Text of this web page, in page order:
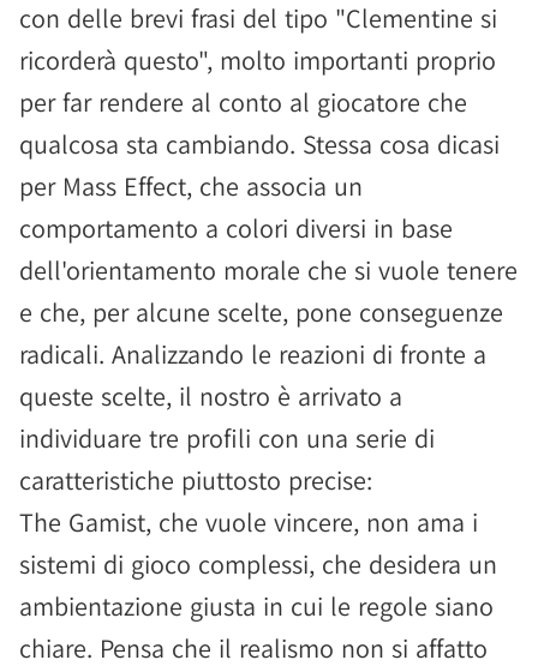
con delle brevi frasi del tipo "Clementine si
ricorderà questo", molto importanti proprio
per far rendere al conto al giocatore che
qualcosa sta cambiando. Stessa cosa dicasi
per Mass Effect, che associa un
comportamento a colori diversi in base
dell'orientamento morale che si vuole tenere
e che, per alcune scelte, pone conseguenze
radicali. Analizzando le reazioni di fronte a
queste scelte, il nostro è arrivato a
individuare tre profili con una serie di
caratteristiche piuttosto precise:
The Gamist, che vuole vincere, non ama i
sistemi di gioco complessi, che desidera un
ambientazione giusta in cui le regole siano
chiare. Pensa che il realismo non si affatto